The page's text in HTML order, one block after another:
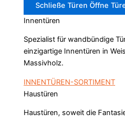
Schließe Türen Öffne
Innentüren
Spezialist für wandbündige
einzigartige Innentüren in
Massivholz.
INNENTÜREN-SORTIMENT
Haustüren
Haustüren, soweit die